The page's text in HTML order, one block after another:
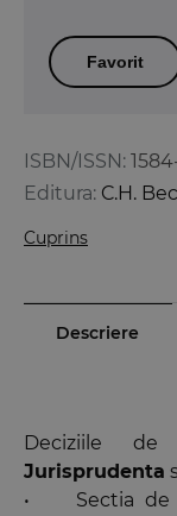
ISBN/ISSN:
Editura: C.H.
Cuprins
Favorit
Descriere
Deciziile
Jurisprudenta
• Sectia de